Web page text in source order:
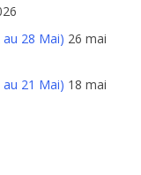
28 Mai) 26 mai
21 Mai) 18 mai